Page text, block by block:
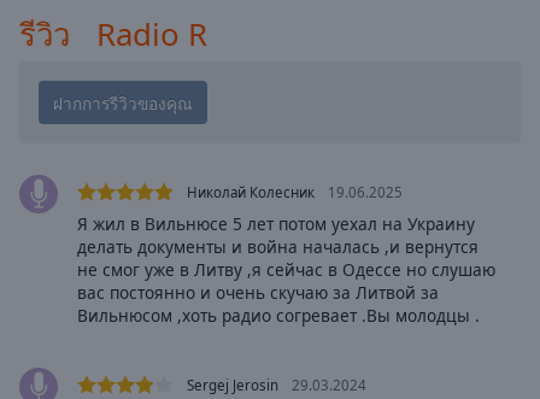
Background
Color
Opacity
Background
รีวิว Radio R
Николай Колесник 19.06.2025
Я жил в Вильнюсе 5 лет потом уехал на Украину
делать документы и война началась ,и вернутся
не смог уже в Литву ,я сейчас в Одессе но слушаю
вас постоянно и очень скучаю за Литвой за
Вильнюсом ,хоть радио согревает .Вы молодцы .
Sergej Jerosin 29.03.2024